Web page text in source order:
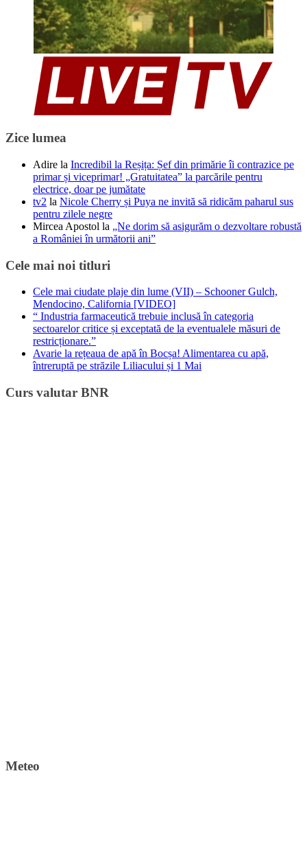
Zice lumea
Adire la Incredibil la Reșița: Șef din primărie îi contrazice pe
primar și viceprimar! „Gratuitatea” la parcările pentru
electrice, doar pe jumătate
tv2 la Nicole Cherry și Puya ne invită să ridicăm paharul sus
pentru zilele negre
Mircea Apostol la „Ne dorim să asigurăm o dezvoltare robustă
a României în următorii ani”
Cele mai noi titluri
Cele mai ciudate plaje din lume (VII) – Schooner Gulch,
Mendocino, California [VIDEO]
“ Industria farmaceutică trebuie inclusă în categoria
sectoarelor critice și exceptată de la eventualele măsuri de
restricționare.”
Avarie la rețeaua de apă în Bocșa! Alimentarea cu apă,
întreruptă pe străzile Liliacului și 1 Mai
Curs valutar BNR
Meteo